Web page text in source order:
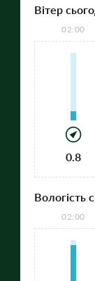
Вітер
02:00
0.8
Вологість
02:00